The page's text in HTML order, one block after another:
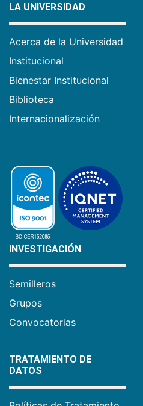
LA UNIVERSIDAD
Acerca de la Universidad
Institucional
Bienestar Institucional
Biblioteca
Internacionalización
INVESTIGACIÓN
Semilleros
Grupos
Convocatorias
TRATAMIENTO DE
DATOS